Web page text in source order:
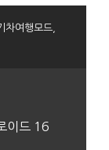
차여행모드
이드 16